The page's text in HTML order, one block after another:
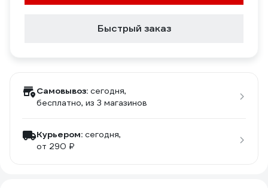
Быстрый заказ
Самовывоз: сегодня,
бесплатно, из 3 магазинов
Курьером: сегодня,
от 290 ₽